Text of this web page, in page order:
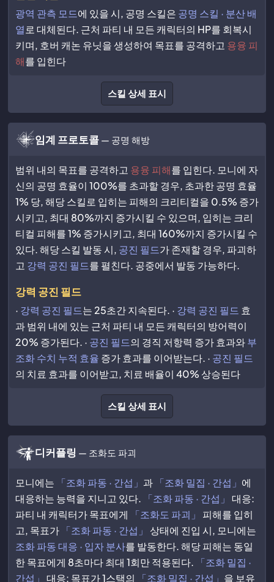
광역 관측 모드에 있을 시, 공명 스킬은 공명 스킬 · 분산 배
열 로 대체된다. 근처 파티 내 모든 캐릭터의 HP를 회복시
키며, 호버 캐논 유닛을 생성하여 목표를 공격하고 용융 피
해를 입힌다
스킬 상세 표시
임계 프로토콜 — 공명 해방
범위 내의 목표를 공격하고 용융 피해를 입힌다. 모니에 자
신의 공명 효율이 100%를 초과할 경우, 초과한 공명 효율
1% 당, 해당 스킬로 입히는 피해의 크리티컬을 0.5% 증가
시키고, 최대 80%까지 증가시킬 수 있으며, 입히는 크리
티컬 피해를 1% 증가시키고, 최대 160%까지 증가시킬 수
있다. 해당 스킬 발동 시, 공진 필드가 존재할 경우, 파괴하
고 강력 공진 필드를 펼친다. 공중에서 발동 가능하다.
강력 공진 필드
· 강력 공진 필드는 25초간 지속된다. · 강력 공진 필드 효
과 범위 내에 있는 근처 파티 내 모든 캐릭터의 방어력이
20% 증가된다. · 공진 필드의 경직 저항력 증가 효과와부
조화 수치 누적 효율 증가 효과를 이어받는다. · 공진 필드
의 치료 효과를 이어받고, 치료 배율이 40% 상승된다
스킬 상세 표시
디커플링 — 조화도 파괴
모니에는 「조화 파동 · 간섭」 과 「조화 밀집 · 간섭」 에
대응하는 능력을 지니고 있다.
「조화 파동 · 간섭」 대응:
파티 내 캐릭터가 목표에게
「조화도 파괴」
피해를 입히
고, 목표가 「조화 파동 · 간섭」
상태에 진입 시, 모니에는
조화 파동 대응 · 입자 분사를 발동한다. 해당 피해는 동일
한 목표에게 8초마다 최대 1회만 적용된다.
「조화 밀집 ·
간섭」 대응: 목표가 1스택의 「조화 밀집 · 간섭」 을 보유